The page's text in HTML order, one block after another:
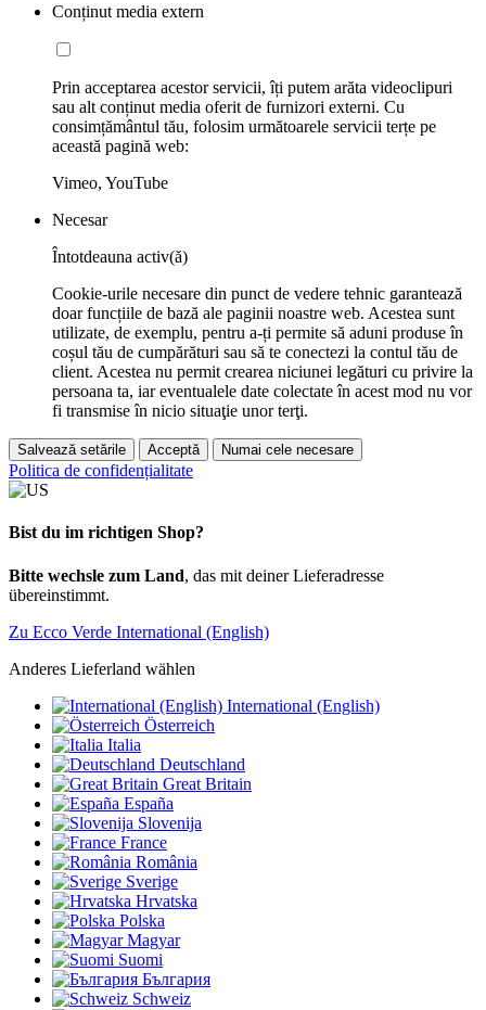
Conținut media extern
Prin acceptarea acestor servicii, îți putem arăta videoclipuri
sau alt conținut media oferit de furnizori externi. Cu
consimțământul tău, folosim următoarele servicii terțe pe
această pagină web:
Vimeo, YouTube
Necesar
Întotdeauna activ(ă)
Cookie-urile necesare din punct de vedere tehnic garantează
doar funcțiile de bază ale paginii noastre web. Acestea sunt
utilizate, de exemplu, pentru a-ți permite să aduni produse în
coșul tău de cumpărături sau să te conectezi la contul tău de
client. Acestea nu permit crearea niciunei legături cu privire la
persoana ta, iar eventualele date colectate în acest mod nu vor
fi transmise în nicio situaţie unor terţi.
Salvează setările Acceptă Numai cele necesare
Politica de confidențialitate
Bist du im richtigen Shop?
Bitte wechsle zum Land, das mit deiner Lieferadresse
übereinstimmt.
Zu Ecco Verde International (English)
Anderes Lieferland wählen
International (English)
Österreich
Italia
Deutschland
Great Britain
España
Slovenija
France
România
Sverige
Hrvatska
Polska
Magyar
Suomi
България
Schweiz